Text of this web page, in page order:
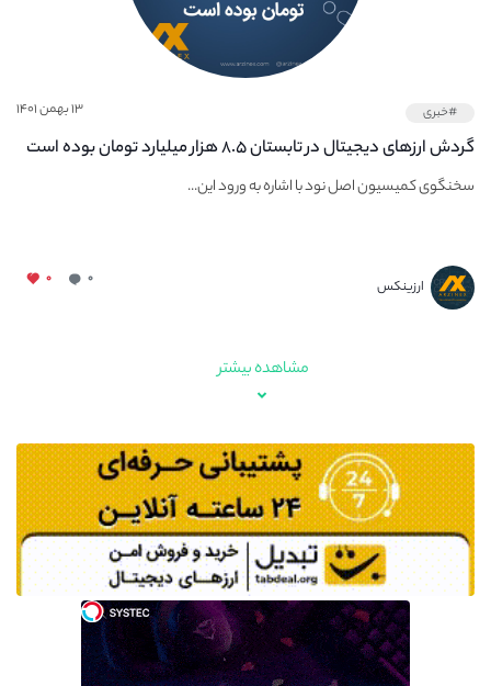
#خبری ۱۳ بهمن ۱۴۰۱
گردش ارزهای دیجیتال در تابستان ۸.۵ هزار میلیارد تومان بوده است
سخنگوی کمیسیون اصل نود با اشاره به ورود این...
ارزینکس ۰ ۰
مشاهده بیشتر